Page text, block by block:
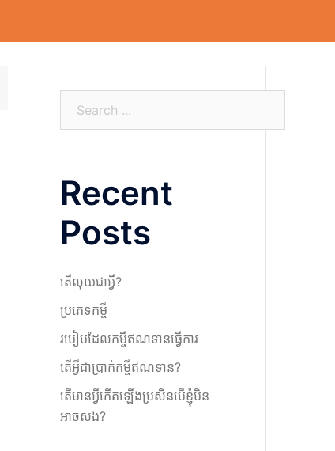
c
h
Recent
Posts
តើលុយជាអ្វី?
ប្រភេទកម្ចី
របៀបដែលកម្ចីឥណទានធ្វើការ
តើអ្វីជាប្រាក់កម្ចីឥណទាន?
តើមានអ្វីកើតឡើងប្រសិនបើខ្ញុំមិន
អាចសង?